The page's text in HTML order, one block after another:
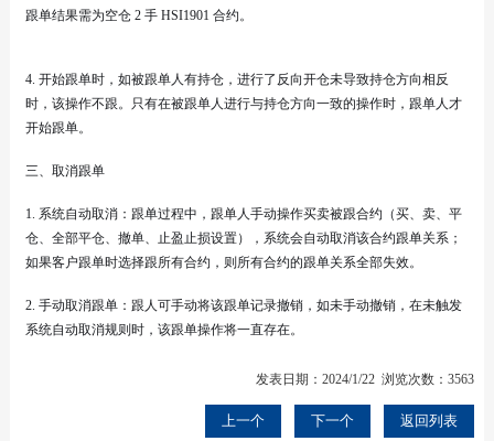
跟单结果需为空仓 2 手 HSI1901 合约。
4. 开始跟单时，如被跟单人有持仓，进行了反向开仓未导致持仓方向相反
时，该操作不跟。只有在被跟单人进行与持仓方向一致的操作时，跟单人才
开始跟单。
三、取消跟单
1. 系统自动取消：跟单过程中，跟单人手动操作买卖被跟合约（买、卖、平
仓、全部平仓、撤单、止盈止损设置），系统会自动取消该合约跟单关系；
如果客户跟单时选择跟所有合约，则所有合约的跟单关系全部失效。
2. 手动取消跟单：跟人可手动将该跟单记录撤销，如未手动撤销，在未触发
系统自动取消规则时，该跟单操作将一直存在。
发表日期：2024/1/22 浏览次数：3563
上一个 下一个 返回列表